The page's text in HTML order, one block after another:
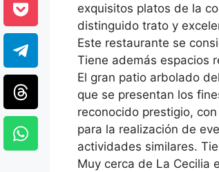
exquisitos platos de la
distinguido trato y
Este restaurante se
Tiene además espacios
El gran patio arbolado
que se presentan los
reconocido prestigio,
para la realización de
actividades similares.
Muy cerca de La Cecilia